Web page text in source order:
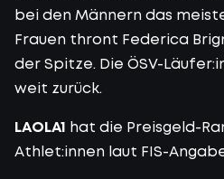
bei den Männern das
Frauen thront Federica
der Spitze. Die ÖSV-
weit zurück.
LAOLA1 hat die Preisgeld-
Athlet:innen laut FIS-